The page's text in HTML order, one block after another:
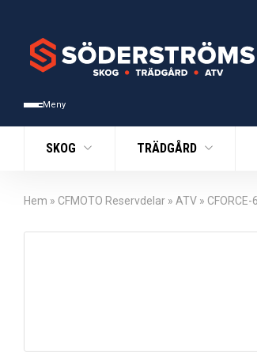
Meny
SKOG
TRÄDGÅRD
Hem » CFMOTO Reservdelar » ATV »